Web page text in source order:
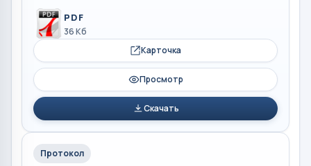
PDF
36 Кб
Карточка
Просмотр
Скачать
Протокол